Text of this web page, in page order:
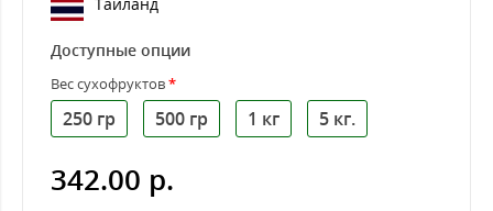
Доступные опции
Вес сухофруктов
250 гр 500 гр 1 кг 5 кг.
342.00 р.